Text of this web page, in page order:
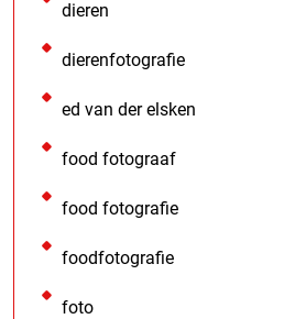
dieren
dierenfotografie
ed van der elsken
food fotograaf
food fotografie
foodfotografie
foto